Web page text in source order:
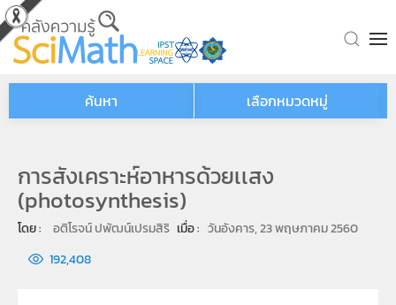
Skip to main content
ค้นหา เลือกหมวดหมู่
การสังเคราะห์อาหารด้วยเเสง
(photosynthesis)
โดย : อติโรจน์ ปพัฒน์เปรมสิริ เมื่อ : วันอังคาร, 23 พฤษภาคม 2560
192,408